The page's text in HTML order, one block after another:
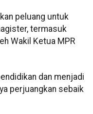
peluang untuk
termasuk
Wakil Ketua MPR
dan menjadi
perjuangkan sebaik